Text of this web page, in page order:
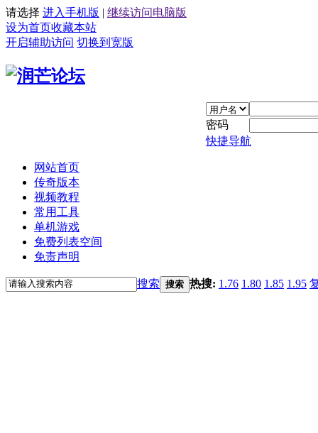
请选择 进入手机版 | 继续访问电脑版
设为首页收藏本站
开启辅助访问 切换到宽版
密码
快捷导航
网站首页
传奇版本
视频教程
常用工具
单机游戏
免费列表空间
免责声明
搜索 搜索 热搜: 1.76 1.80 1.85 1.95